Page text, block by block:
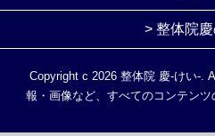
> 整体院
Copyright c 2026 整体院 慶-けい-.
報・画像など、すべてのコンテンツ